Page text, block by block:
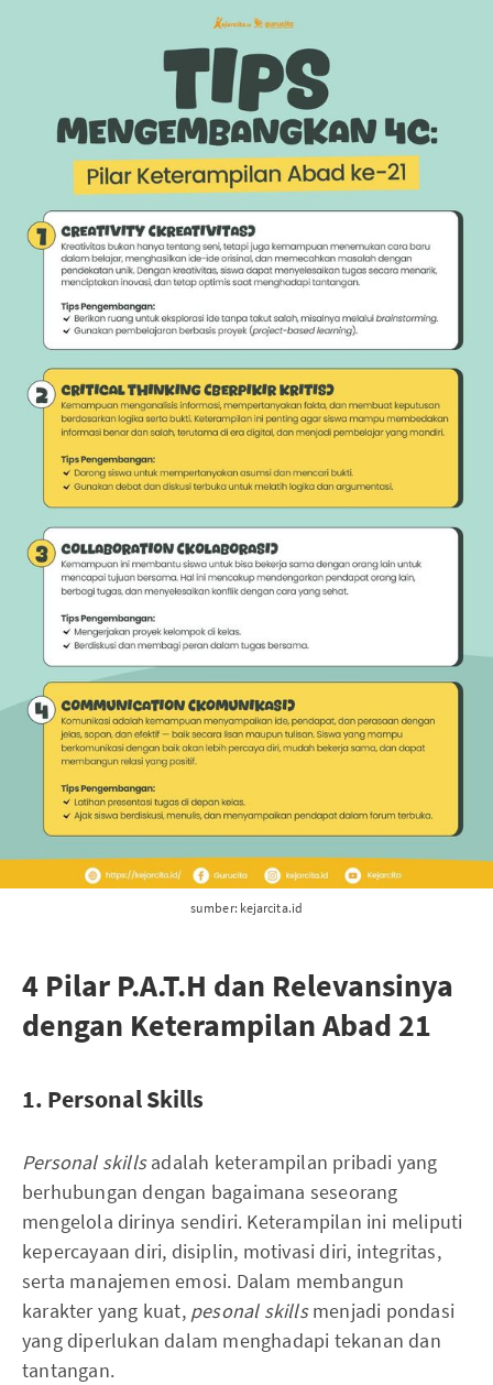
sumber: kejarcita.id
4 Pilar P.A.T.H dan Relevansinya
dengan Keterampilan Abad 21
1. Personal Skills
Personal skillsadalah keterampilan pribadi yang
berhubungan dengan bagaimana seseorang
mengelola dirinya sendiri. Keterampilan ini meliputi
kepercayaan diri, disiplin, motivasi diri, integritas,
serta manajemen emosi. Dalam membangun
karakter yang kuat, pesonal skillsmenjadi pondasi
yang diperlukan dalam menghadapi tekanan dan
tantangan.